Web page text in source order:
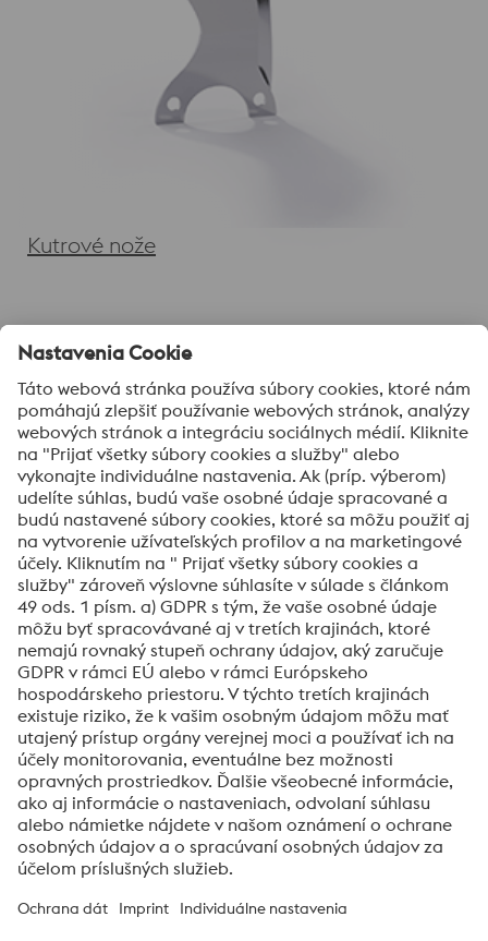
Kutrové nože
Technológia spracovania hydiny
voestalpine High Performance Metals Slovakia, s.r.o.
voestalpine High Performance Metals Slovakia, s.r.o. je obchodná
spoločnosť na Slovensku patriaca pod divíziu High Performance
Metals spoločnosti voestalpine Group.Divízia sa zameriava na
technologicky náročné produktové segmenty a je svetovým